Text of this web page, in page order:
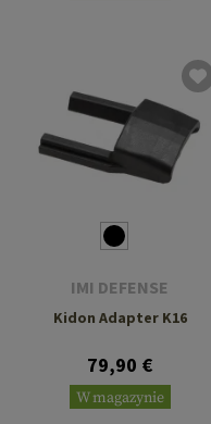
IMI DEFENSE
Kidon Adapter K16
79,90 €
W magazynie